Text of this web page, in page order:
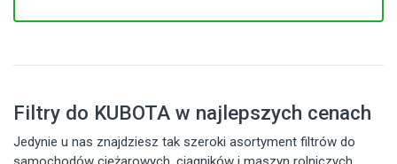
Filtry do KUBOTA w najlepszych cenach
Jedynie u nas znajdziesz tak szeroki asortyment filtrów do